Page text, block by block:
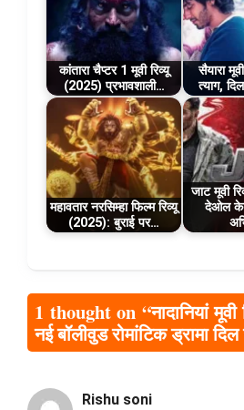
कांतारा चैप्टर 1 मूवी रिव्यू
(2025) प्रभावशाली…
सैयारा
त्याग,
महावतार नरसिम्हा फिल्म रिव्यू
(2025): बुराई पर…
जाट मूवी
देओल के
1 thought on “नादानियां
नई बॉलीवुड रोमांटिक ड्रामा
Rishu soni